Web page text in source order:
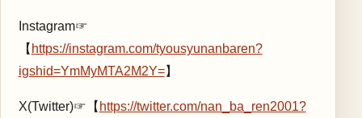
Instagram☞
【 https://instagram.com/tyousyunanbaren?
igshid=YmMyMTA2M2Y=】
X(Twitter)☞【 https://twitter.com/nan_ba_ren2001?